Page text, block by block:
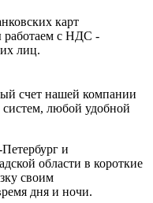
карт
работаем с НДС -
лиц.
счет нашей компании
любой удобной
и
области в короткие
своим
дня и ночи.